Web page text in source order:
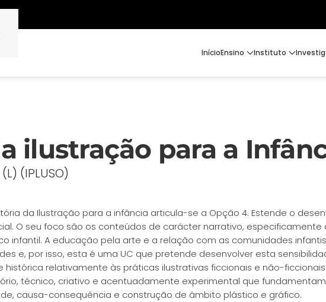
InícioEnsino Instituto
ilustração para a
(IPLUSO)
da Ilustração para a infância articula-se a Opção 4. Estende o
O seu foco são os conteúdos de carácter narrativo,
infantil. A educação pela arte e a relação com as comunidades
e, por isso, esta é uma UC que pretende desenvolver esta
histórica relativamente às práticas ilustrativas ficcionais e não-
técnico, criativo e acentuadamente experimental que
causa-consequência e construção de âmbito plástico e gráfico.